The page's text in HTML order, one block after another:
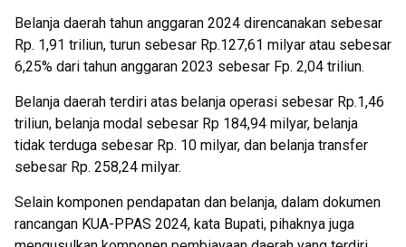
Belanja daerah tahun anggaran 2024 direncanakan sebesar
Rp. 1,91 triliun, turun sebesar Rp.127,61 milyar atau sebesar
6,25% dari tahun anggaran 2023 sebesar Fp. 2,04 triliun.
Belanja daerah terdiri atas belanja operasi sebesar Rp.1,46
triliun, belanja modal sebesar Rp 184,94 milyar, belanja
tidak terduga sebesar Rp. 10 milyar, dan belanja transfer
sebesar Rp. 258,24 milyar.
Selain komponen pendapatan dan belanja, dalam dokumen
rancangan KUA-PPAS 2024, kata Bupati, pihaknya juga